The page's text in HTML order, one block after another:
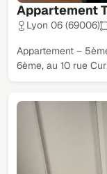
Appartement
Lyon 06 (69006)
Appartement –
6ème, au 10 rue